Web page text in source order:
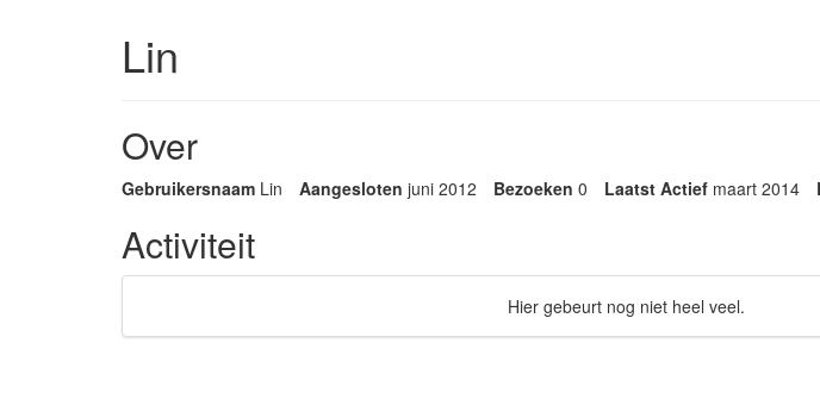
Lin
Over
Gebruikersnaam Lin Aangesloten juni 2012 Bezoeken 0 Laatst Actief maart 2014
Activiteit
Hier gebeurt nog niet heel veel.